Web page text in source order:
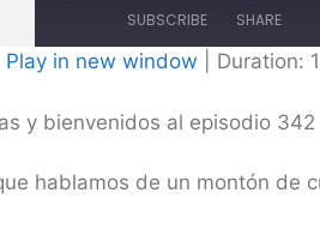
EpisodeSUBSCRIBE SHARE
Play in new window Duration:
y bienvenidos al episodio
hablamos de un montón de